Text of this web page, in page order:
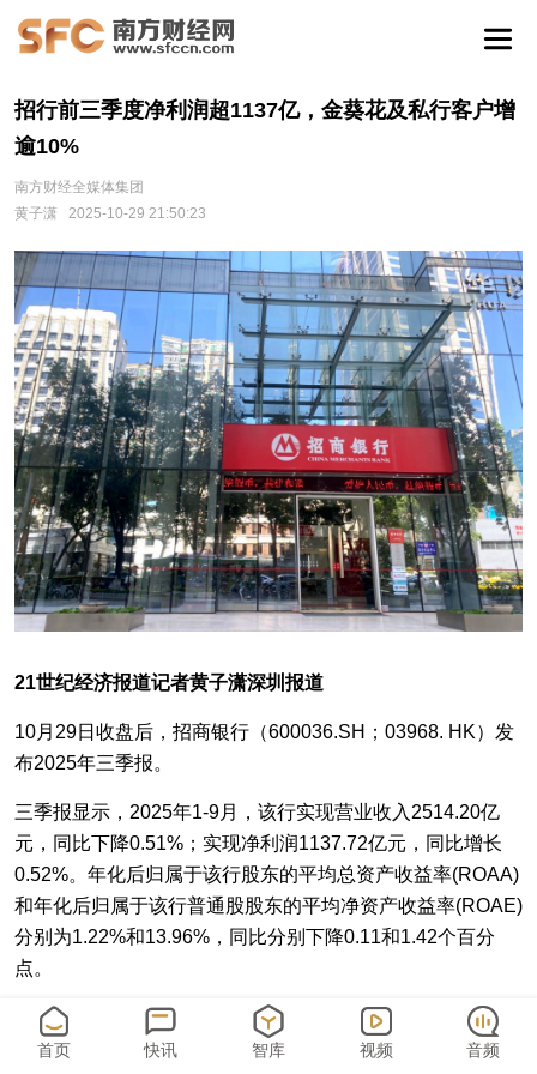
招行前三季度净利润超1137亿，金葵花及私行客户增
逾10%
南方财经全媒体集团
黄子潇
2025-10-29 21:50:23
21世纪经济报道记者黄子潇深圳报道
10月29日收盘后，招商银行（600036.SH；03968. HK）发
布2025年三季报。
三季报显示，2025年1-9月，该行实现营业收入2514.20亿
元，同比下降0.51%；实现净利润1137.72亿元，同比增长
0.52%。年化后归属于该行股东的平均总资产收益率(ROAA)
和年化后归属于该行普通股股东的平均净资产收益率(ROAE)
分别为1.22%和13.96%，同比分别下降0.11和1.42个百分
点。
截至报告期末，招行资产总额12.64万亿元，较上年末增长
4.05%；负债总额11.37万亿元，较上年末增长4.12%。
首页 快讯 智库 视频 音频